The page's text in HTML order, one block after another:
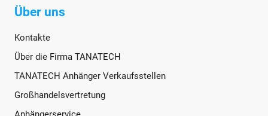
Über uns
Kontakte
Über die Firma TANATECH
TANATECH Anhänger Verkaufsstellen
Großhandelsvertretung